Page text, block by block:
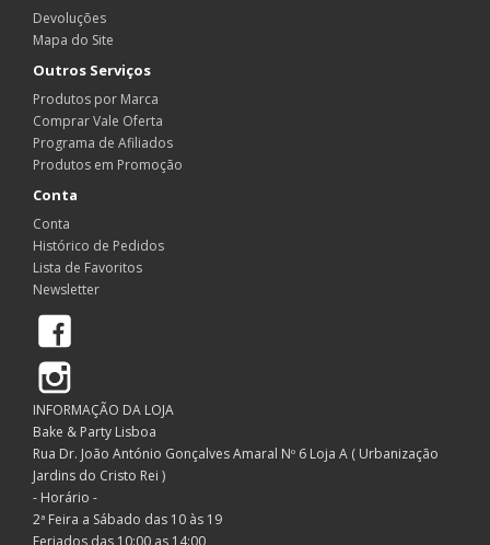
Devoluções
Mapa do Site
Outros Serviços
Produtos por Marca
Comprar Vale Oferta
Programa de Afiliados
Produtos em Promoção
Conta
Conta
Histórico de Pedidos
Lista de Favoritos
Newsletter
INFORMAÇÃO DA LOJA
Bake & Party Lisboa
Rua Dr. João António Gonçalves Amaral Nº 6 Loja A ( Urbanização
Jardins do Cristo Rei )
- Horário -
2ª Feira a Sábado das 10 às 19
Feriados das 10:00 as 14:00